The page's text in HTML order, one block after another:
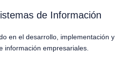
de Información
en el desarrollo, implementación y
información empresariales.